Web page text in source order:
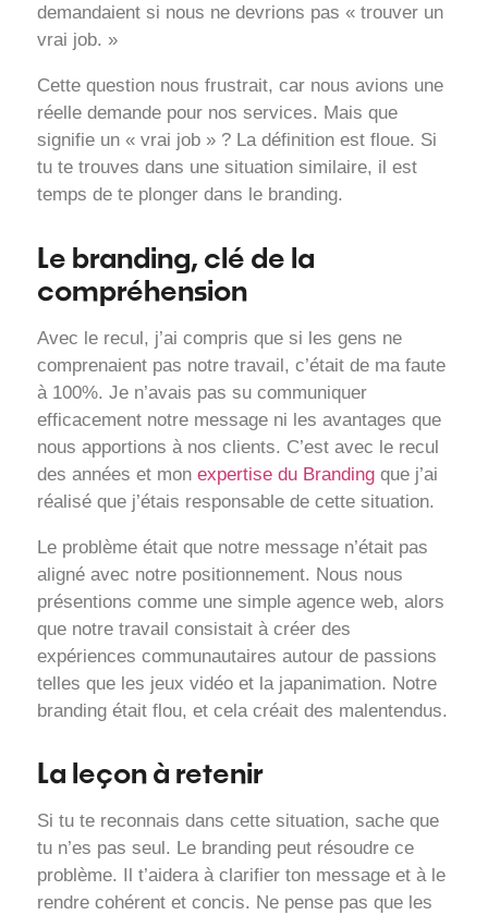
demandaient si nous ne devrions pas « trouver un
vrai job. »
Cette question nous frustrait, car nous avions une
réelle demande pour nos services. Mais que
signifie un « vrai job » ? La définition est floue. Si
tu te trouves dans une situation similaire, il est
temps de te plonger dans le branding.
Le branding, clé de la
compréhension
Avec le recul, j’ai compris que si les gens ne
comprenaient pas notre travail, c’était de ma faute
à 100%. Je n’avais pas su communiquer
efficacement notre message ni les avantages que
nous apportions à nos clients. C’est avec le recul
des années et mon expertise du Branding que j’ai
réalisé que j’étais responsable de cette situation.
Le problème était que notre message n’était pas
aligné avec notre positionnement. Nous nous
présentions comme une simple agence web, alors
que notre travail consistait à créer des
expériences communautaires autour de passions
telles que les jeux vidéo et la japanimation. Notre
branding était flou, et cela créait des malentendus.
La leçon à retenir
Si tu te reconnais dans cette situation, sache que
tu n’es pas seul. Le branding peut résoudre ce
problème. Il t’aidera à clarifier ton message et à le
rendre cohérent et concis. Ne pense pas que les